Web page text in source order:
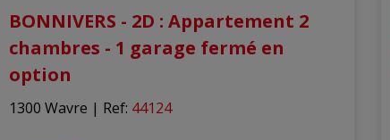
BONNIVERS - 2D : Appartement 2
chambres - 1 garage fermé en
option
1300 Wavre | Ref: 44124